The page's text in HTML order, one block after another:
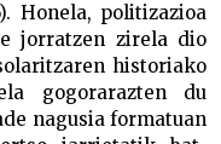
Honela, politizazioa
jorratzen zirela dio
historiako
gogorarazten du
nagusia formatuan